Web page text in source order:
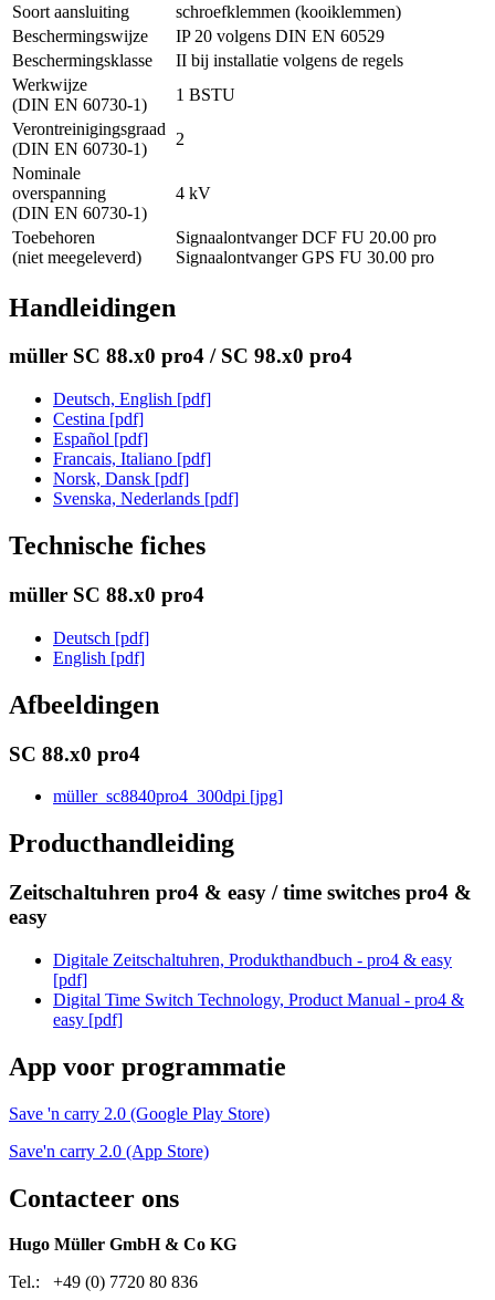
Soort aansluiting
schroefklemmen (kooiklemmen)
Beschermingswijze
IP 20 volgens DIN EN 60529
Beschermingsklasse
II bij installatie volgens de regels
Werkwijze
(DIN EN 60730-1)
1 BSTU
Verontreinigingsgraad
(DIN EN 60730-1)
2
Nominale
overspanning
(DIN EN 60730-1)
4 kV
Toebehoren
(niet meegeleverd)
Signaalontvanger DCF FU 20.00 pro
Signaalontvanger GPS FU 30.00 pro
Handleidingen
müller SC 88.x0 pro4 / SC 98.x0 pro4
Deutsch, English [pdf]
Cestina [pdf]
Español [pdf]
Francais, Italiano [pdf]
Norsk, Dansk [pdf]
Svenska, Nederlands [pdf]
Technische fiches
müller SC 88.x0 pro4
Deutsch [pdf]
English [pdf]
Afbeeldingen
SC 88.x0 pro4
müller_sc8840pro4_300dpi [jpg]
Producthandleiding
Zeitschaltuhren pro4 & easy / time switches pro4 &
easy
Digitale Zeitschaltuhren, Produkthandbuch - pro4 & easy
[pdf]
Digital Time Switch Technology, Product Manual - pro4 &
easy [pdf]
App voor programmatie
Save 'n carry 2.0 (Google Play Store)
Save'n carry 2.0 (App Store)
Contacteer ons
Hugo Müller GmbH & Co KG
Tel.: +49 (0) 7720 80 836